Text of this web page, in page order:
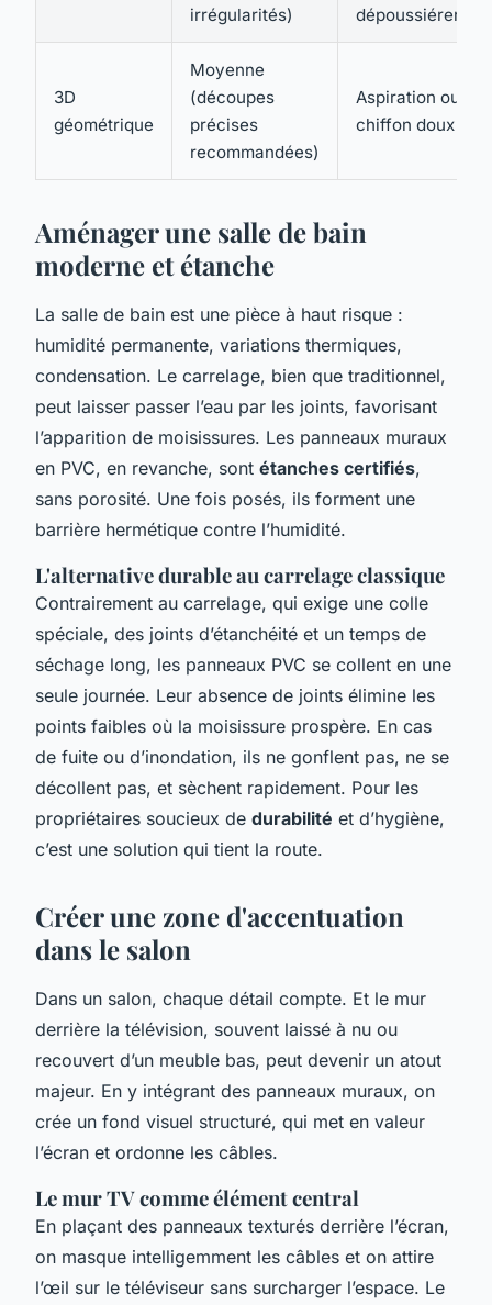
irrégularités)
dépoussiérer
3D
géométrique
Moyenne
(découpes
précises
recommandées)
Aspiration ou
chiffon doux
Aménager une salle de bain
moderne et étanche
La salle de bain est une pièce à haut risque :
humidité permanente, variations thermiques,
condensation. Le carrelage, bien que traditionnel,
peut laisser passer l’eau par les joints, favorisant
l’apparition de moisissures. Les panneaux muraux
en PVC, en revanche, sont étanches certifiés,
sans porosité. Une fois posés, ils forment une
barrière hermétique contre l’humidité.
L'alternative durable au carrelage classique
Contrairement au carrelage, qui exige une colle
spéciale, des joints d’étanchéité et un temps de
séchage long, les panneaux PVC se collent en une
seule journée. Leur absence de joints élimine les
points faibles où la moisissure prospère. En cas
de fuite ou d’inondation, ils ne gonflent pas, ne se
décollent pas, et sèchent rapidement. Pour les
propriétaires soucieux de durabilité et d’hygiène,
c’est une solution qui tient la route.
Créer une zone d'accentuation
dans le salon
Dans un salon, chaque détail compte. Et le mur
derrière la télévision, souvent laissé à nu ou
recouvert d’un meuble bas, peut devenir un atout
majeur. En y intégrant des panneaux muraux, on
crée un fond visuel structuré, qui met en valeur
l’écran et ordonne les câbles.
Le mur TV comme élément central
En plaçant des panneaux texturés derrière l’écran,
on masque intelligemment les câbles et on attire
l’œil sur le téléviseur sans surcharger l’espace. Le